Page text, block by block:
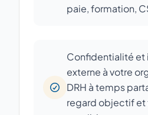
paie, formation,
Confidentialité et
externe à votre
DRH à temps
regard objectif et